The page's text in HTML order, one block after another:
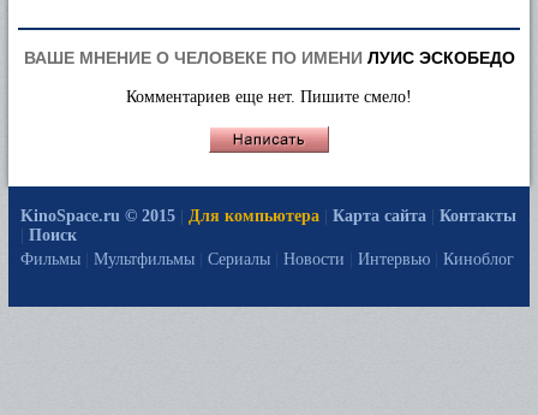
ВАШЕ МНЕНИЕ О ЧЕЛОВЕКЕ ПО ИМЕНИ ЛУИС ЭСКОБЕДО
Комментариев еще нет. Пишите смело!
KinoSpace.ru © 2015 Для компьютера Карта сайта
Контакты
Поиск
Фильмы
Мультфильмы Сериалы Новости Интервью Киноблог